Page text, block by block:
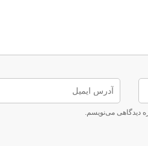
دیدگاهی می‌نویسم.